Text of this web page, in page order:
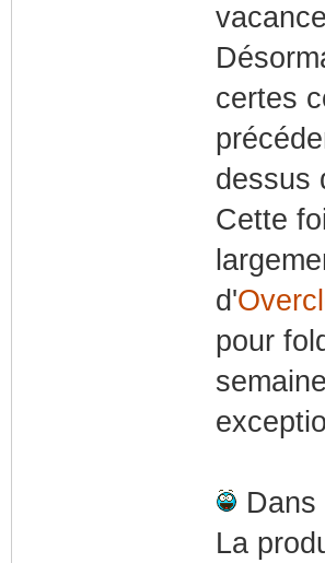
certes
dessus
Cette
d'
pour
Dans
La